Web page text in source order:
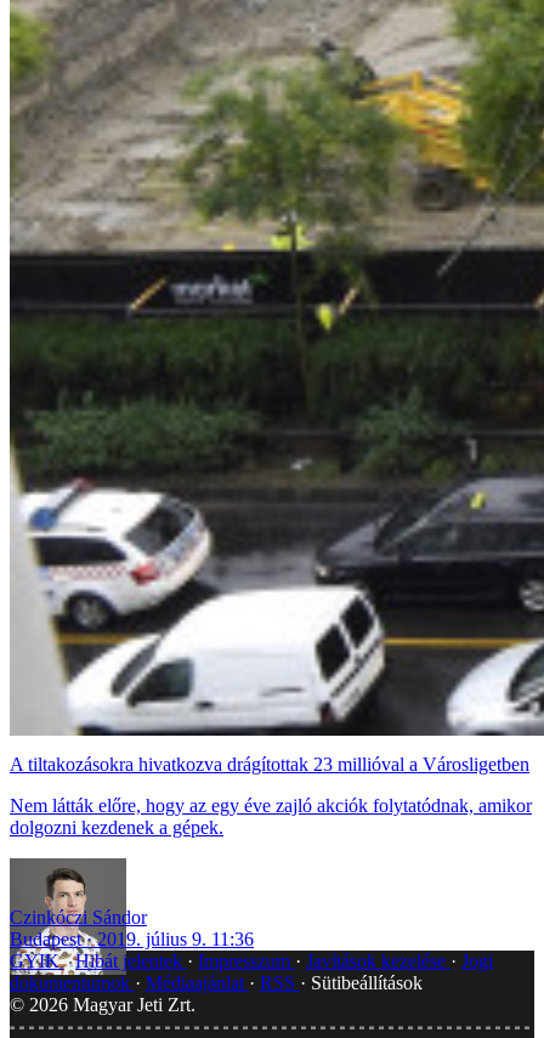
A tiltakozásokra hivatkozva drágítottak 23 millióval a Városligetben
Nem látták előre, hogy az egy éve zajló akciók folytatódnak, amikor
dolgozni kezdenek a gépek.
Czinkóczi Sándor
Budapest
2019. július 9. 11:36
GYIK Hibát jelentek Impresszum Javítások kezelése
Jogi
dokumentumok
Médiaajánlat RSS
Sütibeállítások
© 2026 Magyar Jeti Zrt.